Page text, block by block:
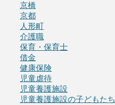
京橋
京都
人形町
介護職
保育・保育士
借金
健康保険
児童虐待
児童養護施設
児童養護施設の子どもたち